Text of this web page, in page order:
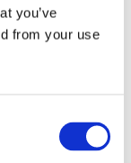
you’ve
from your use
takket